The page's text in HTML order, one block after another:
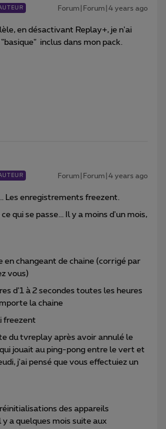
Forum|Forum|4 years ago
en désactivant Replay+, je n'ai
inclus dans mon pack.
Forum|Forum|4 years ago
Les enregistrements freezent.
qui se passe... Il y a moins d'un mois,
en changeant de chaine (corrigé par
vous)
d'1 à 2 secondes toutes les heures
la chaine
freezent
du tvreplay après avoir annulé le
jouait au ping-pong entre le vert et
j'ai pensé que vous effectuiez un
des appareils
a quelques mois suite aux